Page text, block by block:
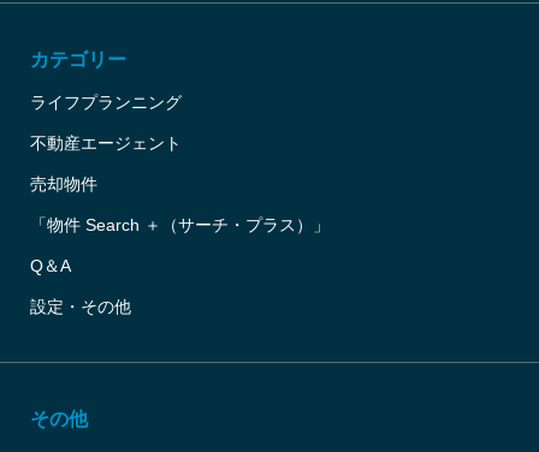
カテゴリー
ライフプランニング
不動産エージェント
売却物件
「物件 Search ＋（サーチ・プラス）」
Q＆A
設定・その他
その他